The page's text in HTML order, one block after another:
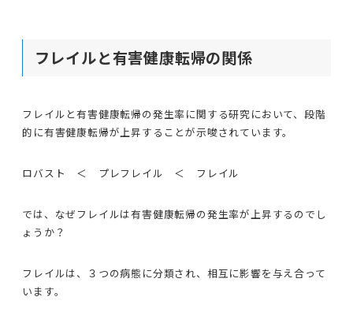
フレイルと有害健康転帰の関係
フレイルと有害健康転帰の発生率に関する研究において、段階
的に有害健康転帰が上昇することが示唆されています。
ロバスト ＜ プレフレイル ＜ フレイル
では、なぜフレイルは有害健康転帰の発生率が上昇するのでし
ょうか？
フレイルは、３つの病態に分類され、相互に影響を与え合って
います。